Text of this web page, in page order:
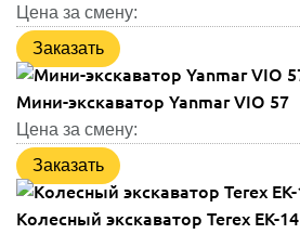
Цена за смену:
Заказать
Мини-экскаватор Yanmar VIO 57
Цена за смену:
Заказать
Колесный экскаватор Terex EK-14